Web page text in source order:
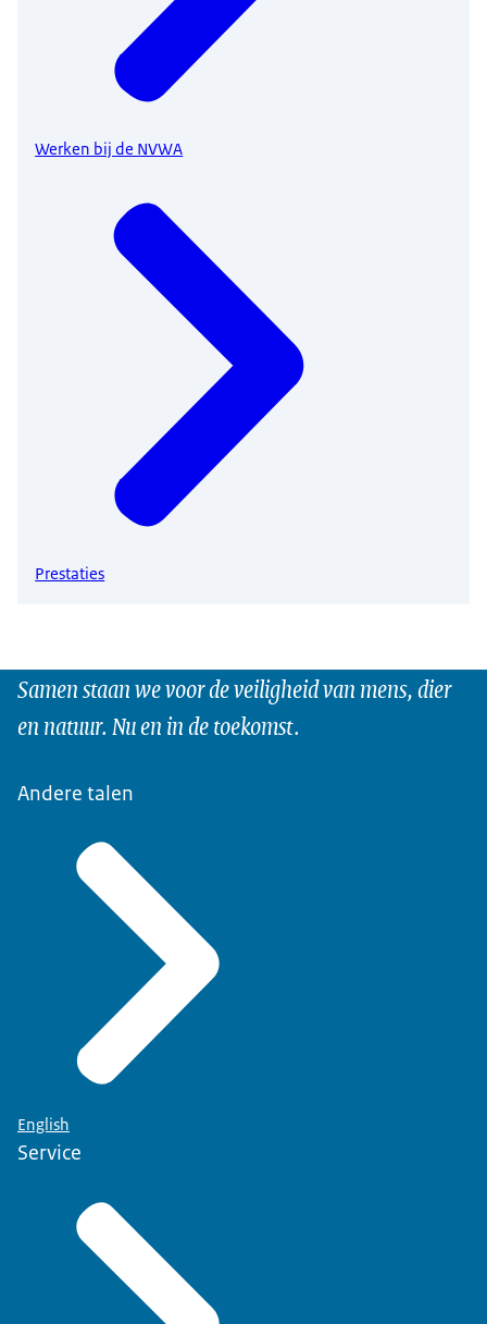
Werken bij de NVWA
Prestaties
Samen staan we voor de veiligheid van mens, dier
en natuur. Nu en in de toekomst.
Andere talen
English
Service